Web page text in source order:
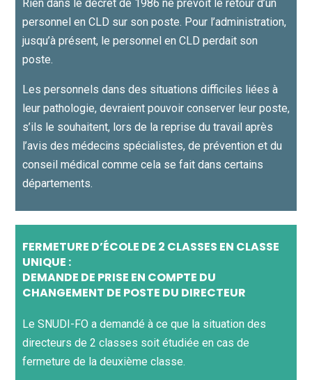
Rien dans le décret de 1986 ne prévoit le retour d’un
personnel en CLD sur son poste. Pour l’administration,
jusqu’à présent, le personnel en CLD perdait son
poste.
Les personnels dans des situations difficiles liées à
leur pathologie, devraient pouvoir conserver leur poste,
s’ils le souhaitent, lors de la reprise du travail après
l’avis des médecins spécialistes, de prévention et du
conseil médical comme cela se fait dans certains
départements.
FERMETURE D’ÉCOLE DE 2 CLASSES EN CLASSE
UNIQUE :
DEMANDE DE PRISE EN COMPTE DU
CHANGEMENT DE POSTE DU DIRECTEUR
Le SNUDI-FO a demandé à ce que la situation des
directeurs de 2 classes soit étudiée en cas de
fermeture de la deuxième classe.